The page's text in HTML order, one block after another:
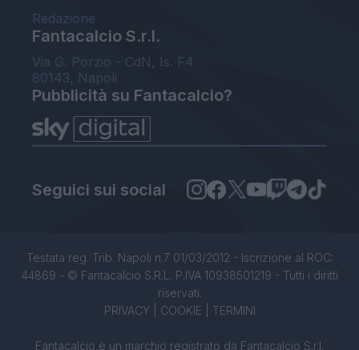
Redazione
Fantacalcio S.r.l.
Via G. Porzio - CdN, Is. F4
80143, Napoli
Pubblicità su Fantacalcio?
Seguici sui social
Testata reg. Trib. Napoli n.7 01/03/2012 - Iscrizione al ROC:
44869 - © Fantacalcio S.R.L. P.IVA 10938501219 - Tutti i diritti
riservati.
PRIVACY| COOKIE TERMINI
Fantacalcio è un marchio registrato da Fantacalcio S.r.l.